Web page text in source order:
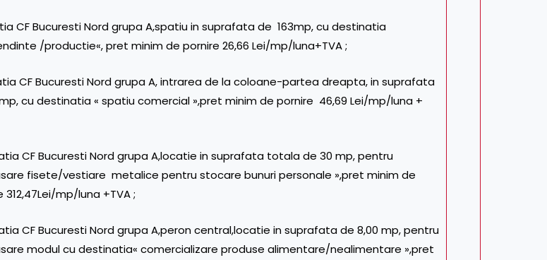
CF Bucuresti Nord grupa A,spatiu in suprafata de 163mp, cu destinatia
/productie«, pret minim de pornire 26,66 Lei/mp/luna+TVA ;
CF Bucuresti Nord grupa A, intrarea de la coloane-partea dreapta, in suprafata
cu destinatia « spatiu comercial »,pret minim de pornire 46,69 Lei/mp/luna +
CF Bucuresti Nord grupa A,locatie in suprafata totala de 30 mp, pentru
fisete/vestiare metalice pentru stocare bunuri personale »,pret minim de
312,47Lei/mp/luna +TVA ;
CF Bucuresti Nord grupa A,peron central,locatie in suprafata de 8,00 mp, pentru
modul cu destinatia« comercializare produse alimentare/nealimentare »,pret